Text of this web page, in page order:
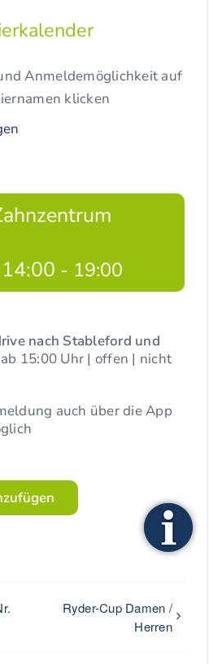
Anmeldemöglichkeit auf
klicken
- 19:00
nach Stableford und
15:00 Uhr | offen | nicht
auch über die App
Ryder-Cup Damen /
Herren